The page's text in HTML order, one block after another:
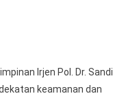
Irjen Pol. Dr. Sandi
keamanan dan